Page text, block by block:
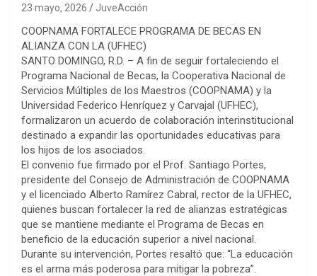
23 mayo, 2026 JuveAcción
COOPNAMA FORTALECE PROGRAMA DE BECAS EN
ALIANZA CON LA (UFHEC)
SANTO DOMINGO, R.D. – A fin de seguir fortaleciendo el
Programa Nacional de Becas, la Cooperativa Nacional de
Servicios Múltiples de los Maestros (COOPNAMA) y la
Universidad Federico Henríquez y Carvajal (UFHEC),
formalizaron un acuerdo de colaboración interinstitucional
destinado a expandir las oportunidades educativas para
los hijos de los asociados.
El convenio fue firmado por el Prof. Santiago Portes,
presidente del Consejo de Administración de COOPNAMA
y el licenciado Alberto Ramírez Cabral, rector de la UFHEC,
quienes buscan fortalecer la red de alianzas estratégicas
que se mantiene mediante el Programa de Becas en
beneficio de la educación superior a nivel nacional.
Durante su intervención, Portes resaltó que: “La educación
es el arma más poderosa para mitigar la pobreza”.